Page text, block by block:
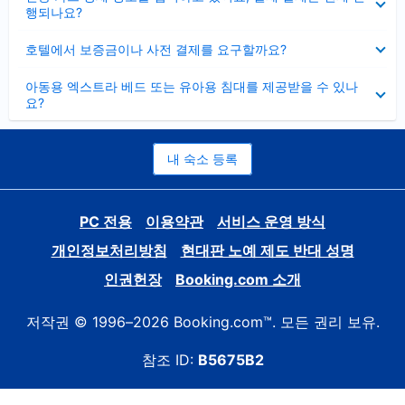
행되나요?
기
호텔에서 보증금이나 사전 결제를 요구할까요?
치
아동용 엑스트라 베드 또는 유아용 침대를 제공받을 수 있나
요?
치
기
내 숙소 등록
PC 전용 이용약관
서비스 운영 방식
개인정보처리방침
현대판 노예 제도 반대 성명
인권헌장
Booking.com 소개
저작권 © 1996–2026 Booking.com™. 모든 권리 보유.
참조 ID: B5675B2